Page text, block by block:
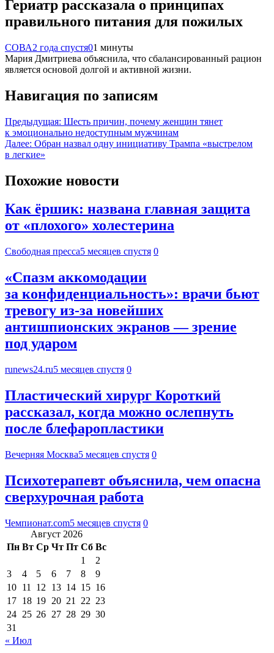
Гериатр рассказала о принципах
правильного питания для пожилых
СОВА2 года спустя01 минуты
Мария Дмитриева объяснила, что сбалансированный рацион
является основой долгой и активной жизни.
Навигация по записям
Предыдущая: Шесть причин, почему женщин тянет
к эмоционально недоступным мужчинам
Далее: Обран назвал одну инициативу Трампа «выстрелом
в легкие»
Похожие новости
Как ёршик: названа главная защита
от «плохого» холестерина
Свободная пресса5 месяцев спустя 0
«Спазм аккомодации
за конфиденциальность»: врачи бьют
тревогу из-за новейших
антишпионских экранов — зрение
под ударом
runews24.ru5 месяцев спустя 0
Пластический хирург Короткий
рассказал, когда можно ослепнуть
после блефаропластики
Вечерняя Москва5 месяцев спустя 0
Психотерапевт объяснила, чем опасна
сверхурочная работа
Чемпионат.com5 месяцев спустя 0
Август 2026
Пн Вт Ср Чт Пт Сб Вс
1
2
3
4 5 6 7 8
9
10 11 12 13 14 15 16
17 18 19 20 21 22 23
24 25 26 27 28 29 30
31
« Июл